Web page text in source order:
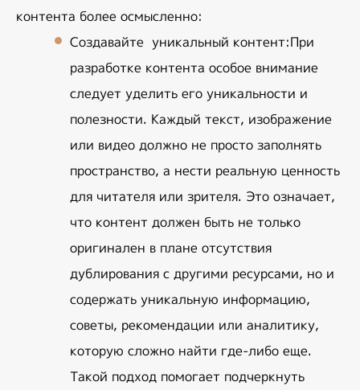
контента более осмысленно:
Создавайте  уникальный контент:При
разработке контента особое внимание
следует уделить его уникальности и
полезности. Каждый текст, изображение
или видео должно не просто заполнять
пространство, а нести реальную ценность
для читателя или зрителя. Это означает,
что контент должен быть не только
оригинален в плане отсутствия
дублирования с другими ресурсами, но и
содержать уникальную информацию,
советы, рекомендации или аналитику,
которую сложно найти где-либо еще.
Такой подход помогает подчеркнуть